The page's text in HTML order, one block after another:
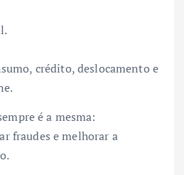
crédito, deslocamento e
é a mesma:
fraudes e melhorar a